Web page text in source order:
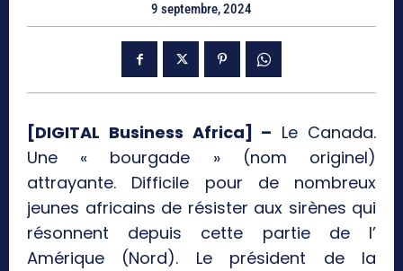
9 septembre, 2024
[DIGITAL Business Africa] – Le Canada.
Une « bourgade » (nom originel)
attrayante. Difficile pour de nombreux
jeunes africains de résister aux sirènes qui
résonnent depuis cette partie de l’
Amérique (Nord). Le président de la